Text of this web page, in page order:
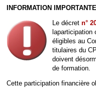
INFORMATION IMPORTANTE
Le décret n°
laparticipation
éligibles au
titulaires du
doivent
de formation.
Cette participation financière